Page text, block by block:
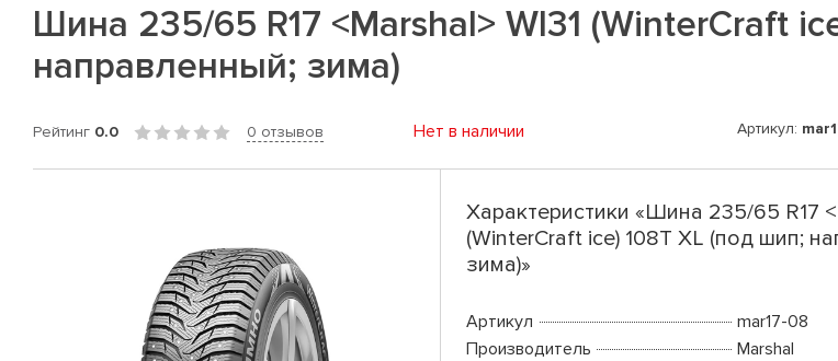
Шина 235/65 R17 <Marshal> WI31 (WinterCraft
направленный; зима)
Рейтинг 0.0 0 отзывов Нет в наличии Артикул:
Характеристики «Шина 235/65 R17
(WinterCraft ice) 108T XL (под шип;
зима)»
Артикул
mar17-08
Производитель
Marshal